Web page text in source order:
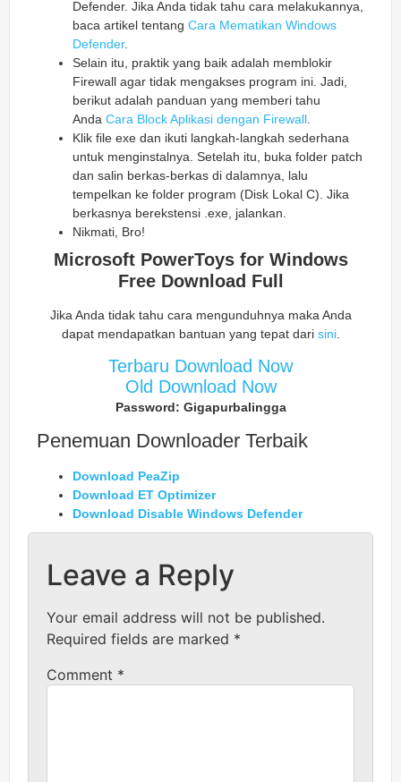
Defender. Jika Anda tidak tahu cara melakukannya,
baca artikel tentang Cara Mematikan Windows
Defender.
Selain itu, praktik yang baik adalah memblokir
Firewall agar tidak mengakses program ini. Jadi,
berikut adalah panduan yang memberi tahu
Anda Cara Block Aplikasi dengan Firewall.
Klik file exe dan ikuti langkah-langkah sederhana
untuk menginstalnya. Setelah itu, buka folder patch
dan salin berkas-berkas di dalamnya, lalu
tempelkan ke folder program (Disk Lokal C). Jika
berkasnya berekstensi .exe, jalankan.
Nikmati, Bro!
Microsoft PowerToys for Windows
Free Download Full
Jika Anda tidak tahu cara mengunduhnya maka Anda
dapat mendapatkan bantuan yang tepat dari sini.
Terbaru Download Now
Old Download Now
Password: Gigapurbalingga
Penemuan Downloader Terbaik
Download PeaZip
Download ET Optimizer
Download Disable Windows Defender
Leave a Reply
Your email address will not be published.
Required fields are marked *
Comment *